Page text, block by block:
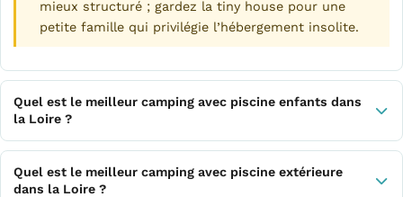
mieux structuré ; gardez la tiny house pour une
petite famille qui privilégie l’hébergement insolite.
Quel est le meilleur camping avec piscine enfants dans
la Loire ?
Quel est le meilleur camping avec piscine extérieure
dans la Loire ?